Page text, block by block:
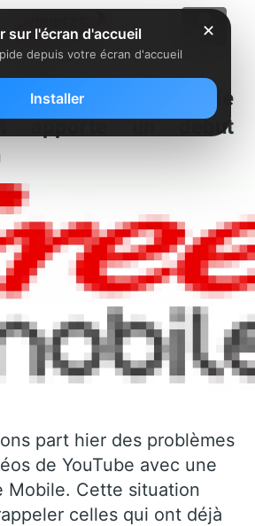
les lenteurs de
apporte un début
part hier des problèmes
de YouTube avec une
Mobile. Cette situation
celles qui ont déjà
✕
sur l'écran d'accueil
depuis votre écran d'accueil
Installer